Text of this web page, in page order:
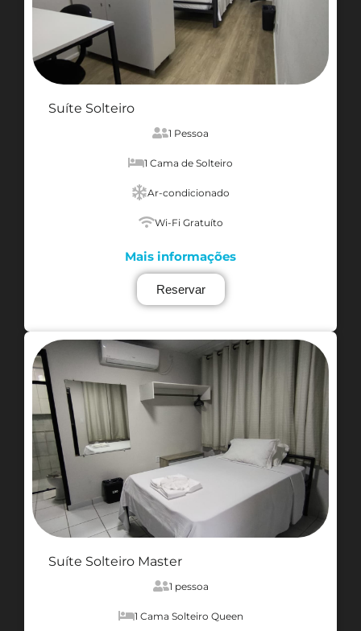
Suíte Solteiro
1 Pessoa
1 Cama de Solteiro
Ar-condicionado
Wi-Fi Gratuíto
Mais informações
Reservar
Suíte Solteiro Master
1 pessoa
1 Cama Solteiro Queen